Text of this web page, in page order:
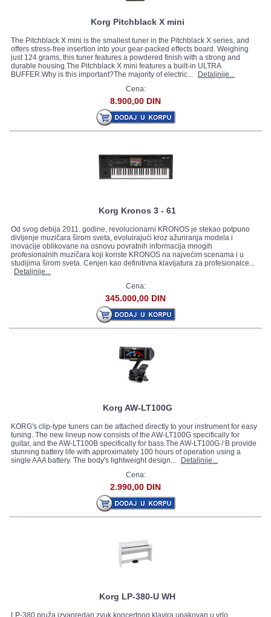
Korg Pitchblack X mini
The Pitchblack X mini is the smallest tuner in the Pitchblack X series, and
offers stress-free insertion into your gear-packed effects board. Weighing
just 124 grams, this tuner features a powdered finish with a strong and
durable housing.The Pitchblack X mini features a built-in ULTRA
BUFFER.Why is this important?The majority of electric...
Detaljnije...
Cena:
8.900,00 DIN
Korg Kronos 3 - 61
Od svog debija 2011. godine, revolucionarni KRONOS je stekao potpuno
divljenje muzičara širom sveta, evoluirajući kroz ažuriranja modela i
inovacije oblikovane na osnovu povratnih informacija mnogih
profesionalnih muzičara koji koriste KRONOS na najvećim scenama i u
studijima širom sveta. Cenjen kao definitivna klavijatura za profesionalce...
Detaljnije...
Cena:
345.000,00 DIN
Korg AW-LT100G
KORG's clip-type tuners can be attached directly to your instrument for easy
tuning. The new lineup now consists of the AW-LT100G specifically for
guitar, and the AW-LT100B specifically for bass.The AW-LT100G / B provide
stunning battery life with approximately 100 hours of operation using a
single AAA battery. The body's lightweight design...
Detaljnije...
Cena:
2.990,00 DIN
Korg LP-380-U WH
LP-380 pruža izvanredan zvuk koncertnog klavira upakovan u vrlo